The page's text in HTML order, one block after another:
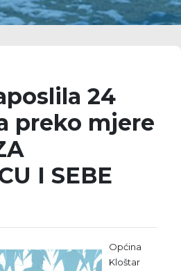
24
preko mjere
I SEBE
Općina
Kloštar